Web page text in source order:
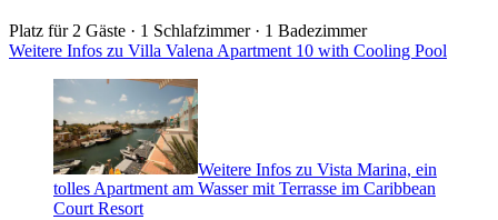
Platz für 2 Gäste · 1 Schlafzimmer · 1 Badezimmer
Weitere Infos zu Villa Valena Apartment 10 with Cooling Pool
Weitere Infos zu Vista Marina, ein
tolles Apartment am Wasser mit Terrasse im Caribbean
Court Resort